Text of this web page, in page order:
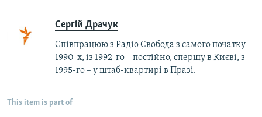
Сергій Драчук
Співпрацюю з Радіо Свобода з самого початку
1990-х, із 1992-го – постійно, спершу в Києві, з
1995-го – у штаб-квартирі в Празі.
This item is part of